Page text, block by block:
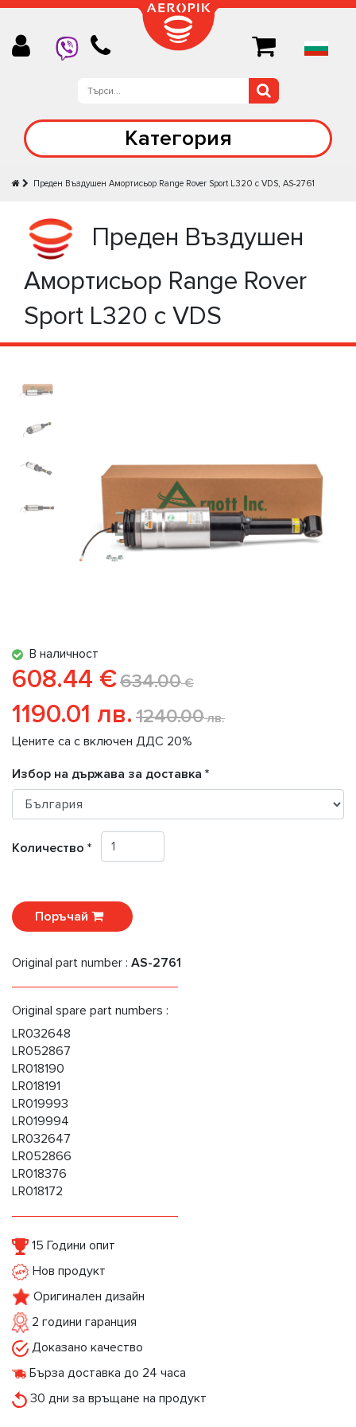
Категория
Предeн Въздушен Амортисьор Range Rover Sport L320 с VDS, AS-2761
Предeн Въздушен
Амортисьор Range Rover
Sport L320 с VDS
В наличност
608.44 €634.00€
1190.01 лв. 1240.00лв.
Цените са с включен ДДС 20%
Избор на държава за доставка *
Количество *
Поръчай
Original part number : AS-2761
Original spare part numbers :
LR032648
LR052867
LR018190
LR018191
LR019993
LR019994
LR032647
LR052866
LR018376
LR018172
15 Години опит
Нов продукт
Оригинален дизайн
2 години гаранция
Доказано качество
Бърза доставка до 24 часа
30 дни за връщане на продукт